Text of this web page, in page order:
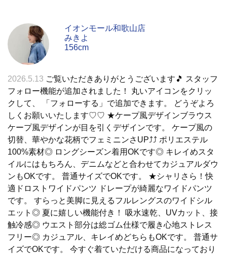
イオンモール和歌山店
みきよ
156cm
2026.5.13 ご覧いただきありがとうございます🎵 スタッフ
フォロー機能が追加されました！ 丸いアイコンをクリッ
クして、 「フォローする」で追加できます。 どうぞよろ
しくお願いいたします♡♡ ★ケープ風デザインブラウス
ケープ風デザインが目を引くデザインです。 ケープ風の
切替、華やかな花柄でフェミニンさUP⤴︎⤴ ポリエステル
100%素材◎ ロングシーズン着用OKです◎ キレイめスタ
イルにはもちろん、デニムなどと合わせてカジュアルダウ
ンもOKです。 普通サイズでOKです。 ★シャリさら！快
適ドロストワイドパンツ ドレープが綺麗なワイドパンツ
です。 すらっと美脚に見えるフルレングスのワイドシル
エット◎ 夏に嬉しい機能付き！ 吸水速乾、UVカット、接
触冷感◎ ウエスト部分は総ゴム仕様で履き心地ストレス
フリー◎ カジュアル、キレイめどちらもOKです。 普通サ
イズでOKです。 今すぐ着ていただける商品になっており